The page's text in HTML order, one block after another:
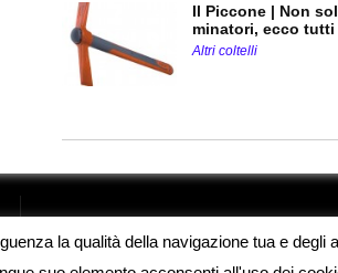
Il Piccone | Non
minatori, ecco tutti
Altri coltelli
la qualità della navigazione tua e degli